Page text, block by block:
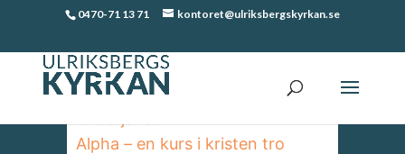
0470-71 13 71 kontoret@ulriksbergskyrkan.se
Verksamhet
Alpha – en kurs i kristen tro